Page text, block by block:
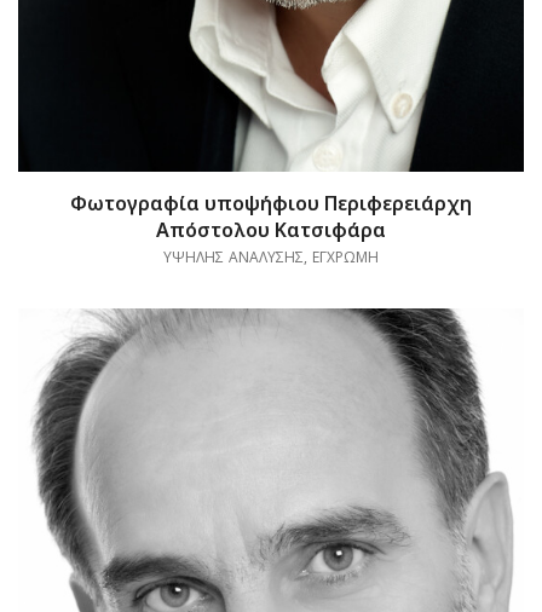
Φωτογραφία υποψήφιου Περιφερειάρχη
Απόστολου Κατσιφάρα
ΥΨΗΛΗΣ ΑΝΑΛΥΣΗΣ, ΕΓΧΡΩΜΗ